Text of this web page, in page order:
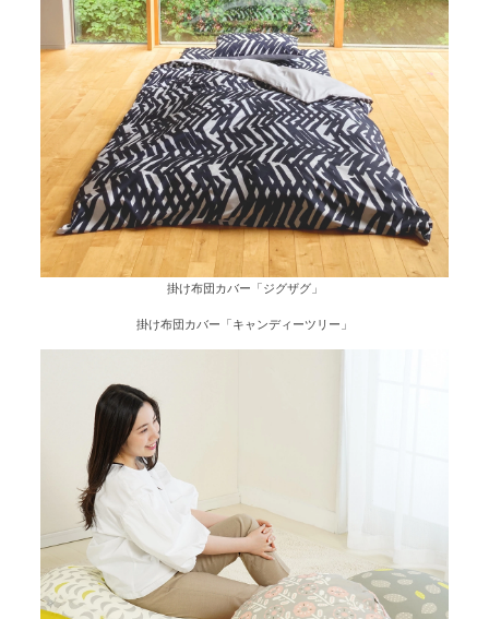
掛け布団カバー「ジグザグ」
掛け布団カバー「キャンディーツリー」